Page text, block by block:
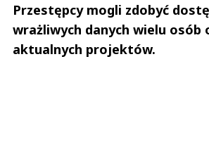
Przestępcy mogli zdobyć
wrażliwych danych wielu osób
aktualnych projektów.